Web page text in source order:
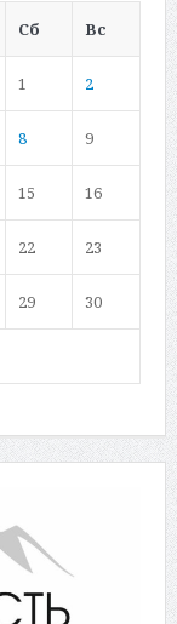
Сб Вс
1 2
8 9
15 16
22 23
29 30